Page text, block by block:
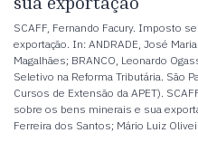
SCAFF, Fernando Facury. Imposto
exportação. In: ANDRADE, José
Magalhães; BRANCO, Leonardo
Seletivo na Reforma Tributária. São
Cursos de Extensão da APET).
sobre os bens minerais e sua
Ferreira dos Santos; Mário Luiz